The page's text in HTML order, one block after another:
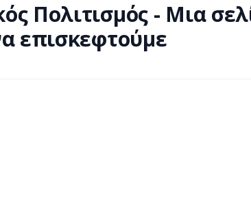
Πολιτισμός - Μια
επισκεφτούμε